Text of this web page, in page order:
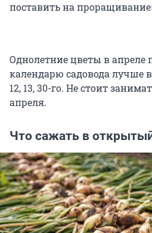
поставить на
Однолетние цветы в апреле
календарю садовода лучше
12, 13, 30-го. Не стоит
апреля.
Что сажать в